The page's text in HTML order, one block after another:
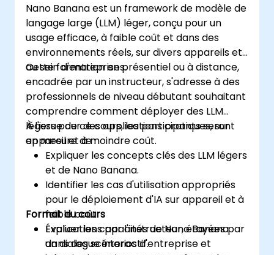
Nano Banana est un framework de modèle de
langage large (LLM) léger, conçu pour un
usage efficace, à faible coût et dans des
environnements réels, sur divers appareils et
au sein d'entreprises.
Cette formation en présentiel ou à distance,
encadrée par un instructeur, s'adresse à des
professionnels de niveau débutant souhaitant
comprendre comment déployer des LLM
légers pour des applications pratiques, sur
appareil et à moindre coût.
À l'issue de ce cours, les participants seront
en mesure de :
Expliquer les concepts clés des LLM légers
et de Nano Banana.
Identifier les cas d'utilisation appropriés
pour le déploiement d'IA sur appareil et à
faible coût.
Évaluer les capacités de Nano Banana
dans des scénarios d'entreprise et
Format du cours
Explications par l'instructeur, étayées par
un dialogue interactif.